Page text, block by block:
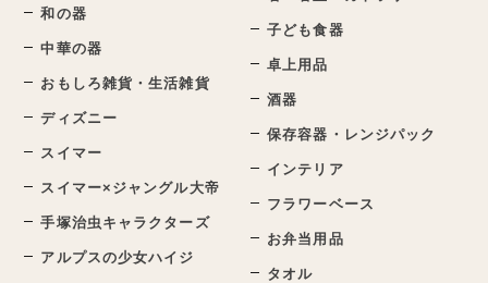
和の器
中華の器
おもしろ雑貨・生活雑貨
ディズニー
スイマー
スイマー×ジャングル大帝
手塚治虫キャラクターズ
アルプスの少女ハイジ
子ども食器
卓上用品
酒器
保存容器・レンジパック
インテリア
フラワーベース
お弁当用品
タオル